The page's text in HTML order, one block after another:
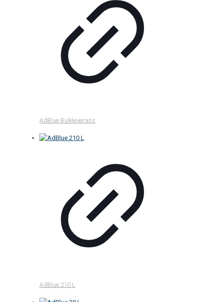
AdBlue Bulkleverans
AdBlue 210 L